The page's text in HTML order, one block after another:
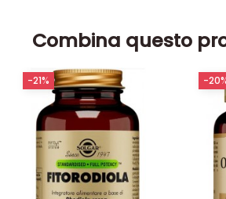
Combina questo
-21% -